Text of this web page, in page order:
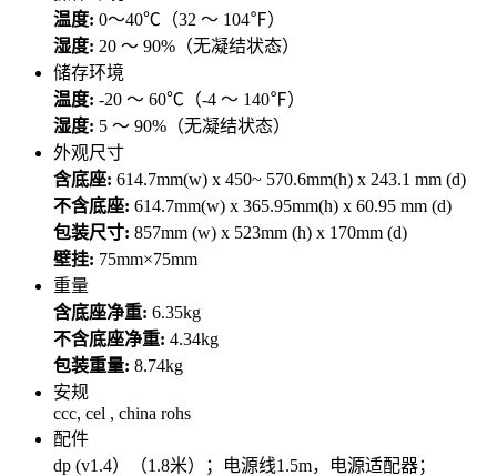
温度: 0～40℃（32 ～ 104℉）
湿度: 20 ～ 90%（无凝结状态）
储存环境
温度: -20 ～ 60℃（-4 ～ 140℉）
湿度: 5 ～ 90%（无凝结状态）
外观尺寸
含底座: 614.7mm(w) x 450~ 570.6mm(h) x 243.1 mm (d)
不含底座: 614.7mm(w) x 365.95mm(h) x 60.95 mm (d)
包装尺寸: 857mm (w) x 523mm (h) x 170mm (d)
壁挂: 75mm×75mm
重量
含底座净重: 6.35kg
不含底座净重: 4.34kg
包装重量: 8.74kg
安规
ccc, cel , china rohs
配件
dp (v1.4）（1.8米）；电源线1.5m，电源适配器；